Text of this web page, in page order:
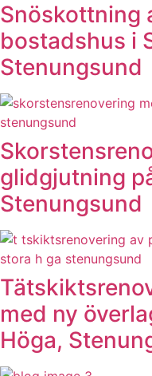
Snöskottning
bostadshus i
Stenungsund
glidgjutning
Stenungsund
med ny
Höga,